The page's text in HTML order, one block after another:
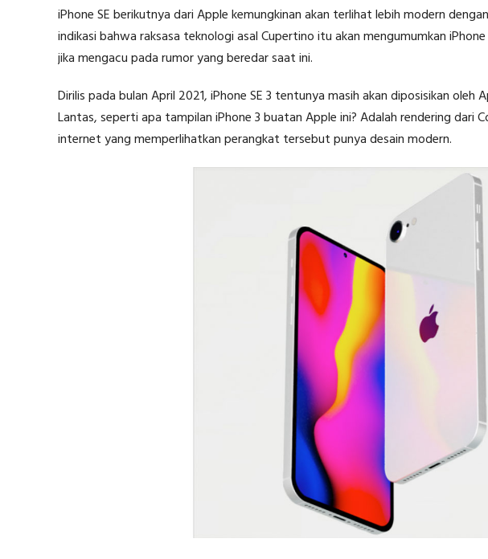
iPhone SE berikutnya dari Apple kemungkinan akan terlihat lebih modern
indikasi bahwa raksasa teknologi asal Cupertino itu akan mengumumkan
jika mengacu pada rumor yang beredar saat ini.
Dirilis pada bulan April 2021, iPhone SE 3 tentunya masih akan diposisikan oleh
Lantas, seperti apa tampilan iPhone 3 buatan Apple ini? Adalah rendering dari
internet yang memperlihatkan perangkat tersebut punya desain modern.